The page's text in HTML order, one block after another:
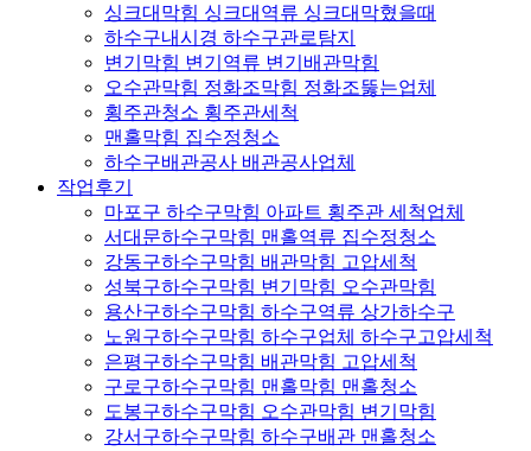
싱크대막힘 싱크대역류 싱크대막혔을때
하수구내시경 하수구관로탐지
변기막힘 변기역류 변기배관막힘
오수관막힘 정화조막힘 정화조뚫는업체
횡주관청소 횡주관세척
맨홀막힘 집수정청소
하수구배관공사 배관공사업체
작업후기
마포구 하수구막힘 아파트 횡주관 세척업체
서대문하수구막힘 맨홀역류 집수정청소
강동구하수구막힘 배관막힘 고압세척
성북구하수구막힘 변기막힘 오수관막힘
용산구하수구막힘 하수구역류 상가하수구
노원구하수구막힘 하수구업체 하수구고압세척
은평구하수구막힘 배관막힘 고압세척
구로구하수구막힘 맨홀막힘 맨홀청소
도봉구하수구막힘 오수관막힘 변기막힘
강서구하수구막힘 하수구배관 맨홀청소